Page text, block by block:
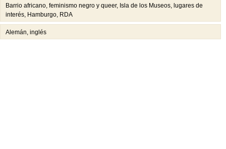
Barrio africano, feminismo negro y queer, Isla de los Museos, lugares de
interés, Hamburgo, RDA
Alemán, inglés